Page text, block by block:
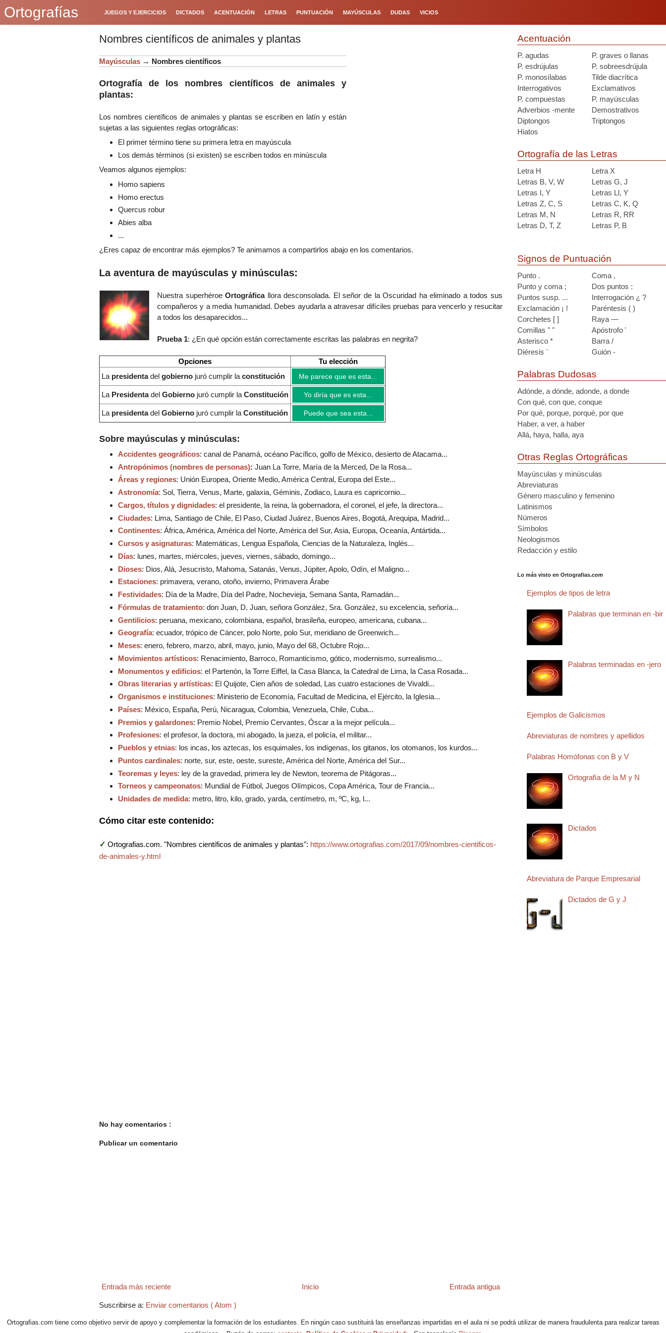
Ortografías JUEGOS Y EJERCICIOS DICTADOS ACENTUACIÓN LETRAS PUNTUACIÓN MAYÚSCULAS DUDAS VICIOS
Nombres científicos de animales y plantas
Mayúsculas → Nombres científicos
Ortografía de los nombres científicos de animales y
plantas:
Los nombres científicos de animales y plantas se escriben en latín y están
sujetas a las siguientes reglas ortográficas:
El primer término tiene su primera letra en mayúscula
Los demás términos (si existen) se escriben todos en minúscula
Veamos algunos ejemplos:
Homo sapiens
Homo erectus
Quercus robur
Abies alba
...
¿Eres capaz de encontrar más ejemplos? Te animamos a compartirlos abajo en los comentarios.
La aventura de mayúsculas y minúsculas:
Nuestra superhéroeOrtográficallora desconsolada. El señor de la Oscuridad ha eliminado a todos sus
compañeros y a media humanidad. Debes ayudarla a atravesar difíciles pruebas para vencerlo y resucitar
a todos los desaparecidos...
Prueba 1: ¿En qué opción están correctamente escritas las palabras en negrita?
Opciones
Tu elección
La presidentadel gobierno juró cumplir la constitución Me parece que es esta...
La Presidentadel Gobierno juró cumplir la Constitución Yo diría que es esta...
La presidentadel Gobierno juró cumplir la Constitución Puede que sea esta...
Sobre mayúsculas y minúsculas:
Accidentes geográficos: canal de Panamá, océano Pacífico, golfo de México, desierto de Atacama...
Antropónimos (nombres de personas): Juan La Torre, María de la Merced, De la Rosa...
Áreas y regiones: Unión Europea, Oriente Medio, América Central, Europa del Este...
Astronomía: Sol, Tierra, Venus, Marte, galaxia, Géminis, Zodiaco, Laura es capricornio...
Cargos, títulos y dignidades: el presidente, la reina, la gobernadora, el coronel, el jefe, la directora...
Ciudades: Lima, Santiago de Chile, El Paso, Ciudad Juárez, Buenos Aires, Bogotá, Arequipa, Madrid...
Continentes: África, América, América del Norte, América del Sur, Asia, Europa, Oceanía, Antártida...
Cursos y asignaturas: Matemáticas, Lengua Española, Ciencias de la Naturaleza, Inglés...
Días: lunes, martes, miércoles, jueves, viernes, sábado, domingo...
Dioses: Dios, Alá, Jesucristo, Mahoma, Satanás, Venus, Júpiter, Apolo, Odín, el Maligno...
Estaciones: primavera, verano, otoño, invierno, Primavera Árabe
Festividades: Día de la Madre, Día del Padre, Nochevieja, Semana Santa, Ramadán...
Fórmulas de tratamiento: don Juan, D. Juan, señora González, Sra. González, su excelencia, señoría...
Gentilicios: peruana, mexicano, colombiana, español, brasileña, europeo, americana, cubana...
Geografía: ecuador, trópico de Cáncer, polo Norte, polo Sur, meridiano de Greenwich...
Meses: enero, febrero, marzo, abril, mayo, junio, Mayo del 68, Octubre Rojo...
Movimientos artísticos: Renacimiento, Barroco, Romanticismo, gótico, modernismo, surrealismo...
Monumentos y edificios: el Partenón, la Torre Eiffel, la Casa Blanca, la Catedral de Lima, la Casa Rosada...
Obras literarias y artísticas: El Quijote, Cien años de soledad, Las cuatro estaciones de Vivaldi...
Organismos e instituciones: Ministerio de Economía, Facultad de Medicina, el Ejército, la Iglesia...
Países: México, España, Perú, Nicaragua, Colombia, Venezuela, Chile, Cuba...
Premios y galardones: Premio Nobel, Premio Cervantes, Óscar a la mejor película...
Profesiones: el profesor, la doctora, mi abogado, la jueza, el policía, el militar...
Pueblos y etnias: los incas, los aztecas, los esquimales, los indígenas, los gitanos, los otomanos, los kurdos...
Puntos cardinales: norte, sur, este, oeste, sureste, América del Norte, América del Sur...
Teoremas y leyes: ley de la gravedad, primera ley de Newton, teorema de Pitágoras...
Torneos y campeonatos: Mundial de Fútbol, Juegos Olímpicos, Copa América, Tour de Francia...
Unidades de medida: metro, litro, kilo, grado, yarda, centímetro, m, ºC, kg, l...
Cómo citar este contenido:
✓ Ortografias.com. "Nombres científicos de animales y plantas": https://www.ortografias.com/2017/09/nombres-cientificos-
de-animales-y.html
No hay comentarios :
Publicar un comentario
Entrada más reciente Entrada antigua
Inicio
Suscribirse a: Enviar comentarios ( Atom )
Acentuación
P. agudas
P. graves o llanas
P. esdrújulas
P. sobreesdrújula
P. monosílabas
Tilde diacrítica
Interrogativos
Exclamativos
P. compuestas
P. mayúsculas
Adverbios -mente
Demostrativos
Diptongos
Triptongos
Hiatos
Ortografía de las Letras
Letra H
Letra X
Letras B, V, W
Letras G, J
Letras I, Y
Letras Ll, Y
Letras Z, C, S
Letras C, K, Q
Letras M, N
Letras R, RR
Letras D, T, Z
Letras P, B
Signos de Puntuación
Punto .
Coma ,
Punto y coma ;
Dos puntos :
Puntos susp. ...
Interrogación ¿ ?
Exclamación ¡ !
Paréntesis ( )
Corchetes [ ]
Raya —
Comillas " "
Apóstrofo '
Asterisco *
Barra /
Diéresis ¨
Guión -
Palabras Dudosas
Adónde, a dónde, adonde, a donde
Con qué, con que, conque
Por qué, porque, porqué, por que
Haber, a ver, a haber
Allá, haya, halla, aya
Otras Reglas Ortográficas
Mayúsculas y minúsculas
Abreviaturas
Género masculino y femenino
Latinismos
Números
Símbolos
Neologismos
Redacción y estilo
Lo más visto en Ortografias.com
Ejemplos de tipos de letra
Palabras que terminan en -bir
Palabras terminadas en -jero
Ejemplos de Galicismos
Abreviaturas de nombres y apellidos
Palabras Homófonas con B y V
Ortografía de la M y N
Dictados
Abreviatura de Parque Empresarial
Dictados de G y J
Ortografias.com tiene como objetivo servir de apoyo y complementar la formación de los estudiantes. En ningún caso sustituirá las enseñanzas impartidas en el aula ni se podrá utilizar de manera fraudulenta para realizar tareas